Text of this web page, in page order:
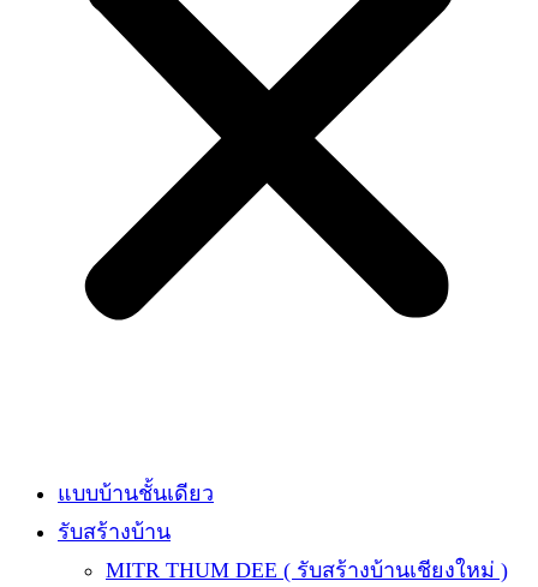
แบบบ้านชั้นเดียว
รับสร้างบ้าน
MITR THUM DEE ( รับสร้างบ้านเชียงใหม่ )